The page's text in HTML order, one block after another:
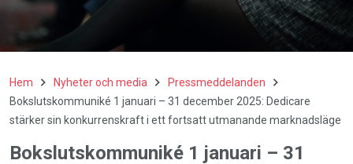
Hem Nyheter och media
Pressmeddelanden
Bokslutskommuniké 1 januari – 31 december 2025: Dedicare
stärker sin konkurrenskraft i ett fortsatt utmanande marknadsläge
Bokslutskommuniké 1 januari – 31